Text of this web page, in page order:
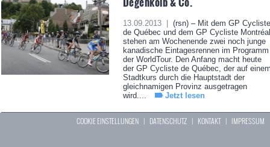
13.09.2013 |
(rsn) – Mit dem GP Cycliste
de Québec und dem GP Cycliste Montréal
stehen am Wochenende zwei noch junge
kanadische Eintagesrennen im Programm
der WorldTour. Den Anfang macht heute
der GP Cycliste de Québec, der auf
Stadtkurs durch die Hauptstadt der
gleichnamigen Provinz ausgetragen
wird....
Jetzt lesen
COOKIE EINSTELLUNGEN | DATENSCHUTZ | KONTAKT| IMPRESSUM